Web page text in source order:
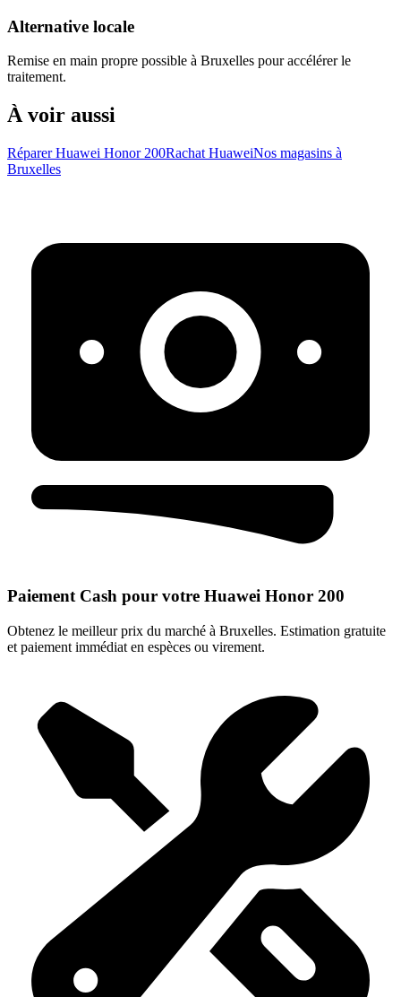
Alternative locale
Remise en main propre possible à Bruxelles pour accélérer le
traitement.
À voir aussi
Réparer Huawei Honor 200Rachat HuaweiNos magasins à
Bruxelles
Paiement Cash pour votre Huawei Honor 200
Obtenez le meilleur prix du marché à Bruxelles. Estimation gratuite
et paiement immédiat en espèces ou virement.